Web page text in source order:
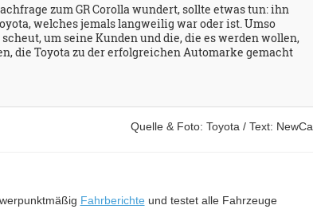
zum GR Corolla wundert, sollte etwas tun: ihn
welches jemals langweilig war oder ist. Umso
um seine Kunden und die, die es werden wollen,
die Toyota zu der erfolgreichen Automarke gemacht
Quelle & Foto: Toyota / Text:
Fahrberichte und testet alle Fahrzeuge